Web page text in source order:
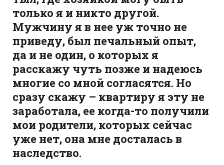
только я и никто другой.
Мужчину я в нее уж точно не
приведу, был печальный опыт,
да и не один, о которых я
расскажу чуть позже и надеюсь
многие со мной согласятся. Но
сразу скажу – квартиру я эту не
заработала, ее когда-то получили
мои родители, которых сейчас
уже нет, она мне досталась в
наследство.